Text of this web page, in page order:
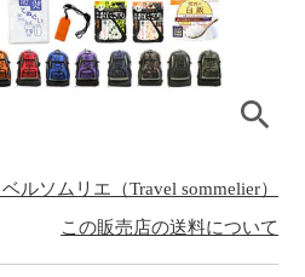
ルソムリエ（Travel sommelier）
この販売店の送料について